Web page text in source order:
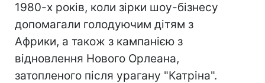
1980-х років, коли зірки шоу-бізнесу
допомагали голодуючим дітям з
Африки, а також з кампанією з
відновлення Нового Орлеана,
затопленого після урагану "Катріна".